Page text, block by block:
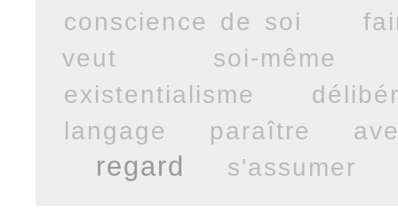
conscience de soi
veut
soi-même
existentialisme
langage
paraître
regard s'assumer